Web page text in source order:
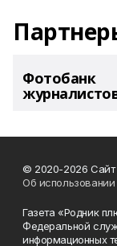
Фотобанк
© 2020-2026 Сайт
Об
Газета «Родник
Федеральной
информационных